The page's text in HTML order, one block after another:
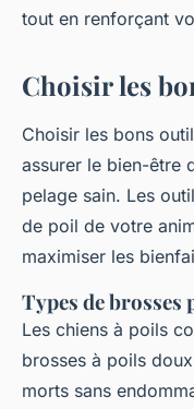
tout en renforçant
Choisir les
Choisir les bons
assurer le bien-être
pelage sain. Les
de poil de votre
maximiser les
Types de
Les chiens à poils
brosses à poils
morts sans